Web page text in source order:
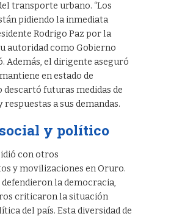
transporte urbano. “Los
pidiendo la inmediata
Rodrigo Paz por la
autoridad como Gobierno
Además, el dirigente aseguró
en estado de
descartó futuras medidas de
respuestas a sus demandas.
y político
con otros
y movilizaciones en Oruro.
la democracia,
criticaron la situación
del país. Esta diversidad de